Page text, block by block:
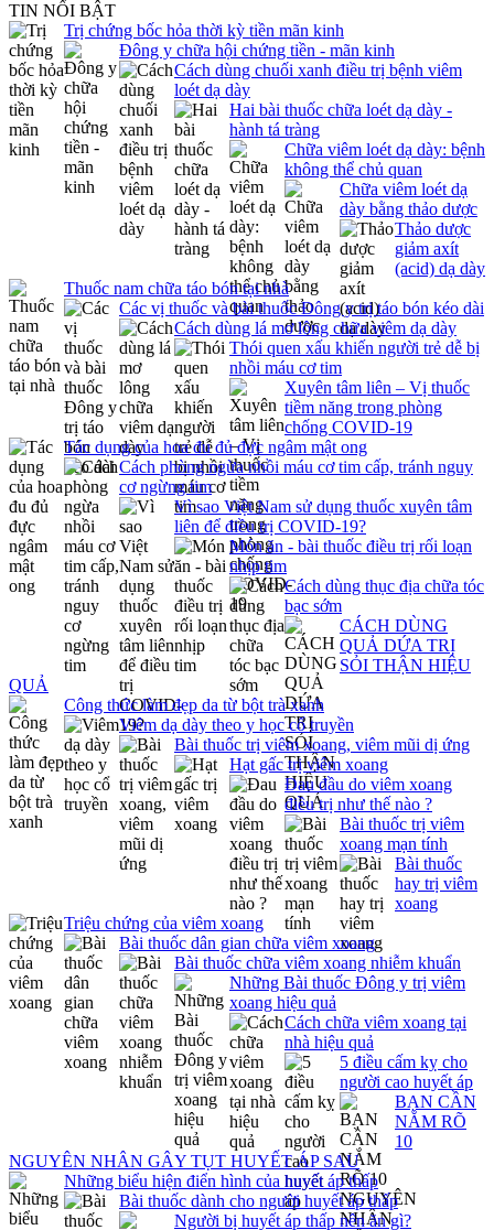
TIN NỔI BẬT
Trị chứng bốc hỏa thời kỳ tiền mãn kinh
Đông y chữa hội chứng tiền - mãn kinh
Cách dùng chuối xanh điều trị bệnh viêm
loét dạ dày
Hai bài thuốc chữa loét dạ dày -
hành tá tràng
Chữa viêm loét dạ dày: bệnh
không thể chủ quan
Chữa viêm loét dạ
dày bằng thảo dược
Thảo dược
giảm axít
(acid) dạ dày
Thuốc nam chữa táo bón tại nhà
Các vị thuốc và bài thuốc Đông y trị táo bón kéo dài
Cách dùng lá mơ lông chữa viêm dạ dày
Thói quen xấu khiến người trẻ dễ bị
nhồi máu cơ tim
Xuyên tâm liên – Vị thuốc
tiềm năng trong phòng
chống COVID-19
Tác dụng của hoa đu đủ đực ngâm mật ong
Cách phòng ngừa nhồi máu cơ tim cấp, tránh nguy
cơ ngừng tim
Vì sao Việt Nam sử dụng thuốc xuyên tâm
liên để điều trị COVID-19?
Món ăn - bài thuốc điều trị rối loạn
nhịp tim
Cách dùng thục địa chữa tóc
bạc sớm
CÁCH DÙNG
QUẢ DỨA TRỊ
SỎI THẬN HIỆU
QUẢ
Công thức làm đẹp da từ bột trà xanh
Viêm dạ dày theo y học cổ truyền
Bài thuốc trị viêm xoang, viêm mũi dị ứng
Hạt gấc trị viêm xoang
Đau đầu do viêm xoang
điều trị như thế nào ?
Bài thuốc trị viêm
xoang mạn tính
Bài thuốc
hay trị viêm
xoang
Triệu chứng của viêm xoang
Bài thuốc dân gian chữa viêm xoang
Bài thuốc chữa viêm xoang nhiễm khuẩn
Những Bài thuốc Đông y trị viêm
xoang hiệu quả
Cách chữa viêm xoang tại
nhà hiệu quả
5 điều cấm kỵ cho
người cao huyết áp
BẠN CẦN
NẮM RÕ
10
NGUYÊN NHÂN GÂY TỤT HUYẾT ÁP SAU
Những biểu hiện điển hình của huyết áp thấp
Bài thuốc dành cho người huyết áp thấp
Người bị huyết áp thấp nên ăn gì?